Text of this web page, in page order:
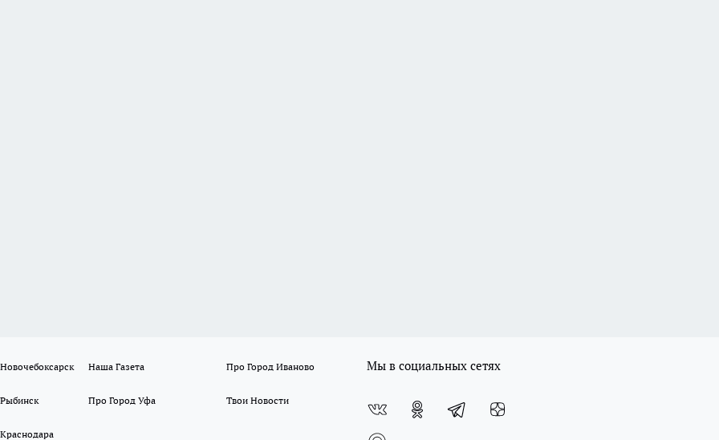
Наша Газета Про Город Иваново
Про Город Уфа Твои Новости
Мы в социальных сетях